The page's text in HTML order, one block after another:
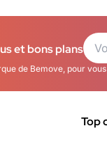
et bons plans
de Bemove, pour
Top